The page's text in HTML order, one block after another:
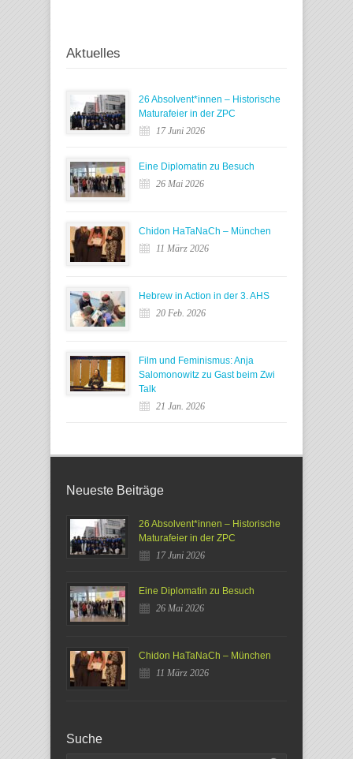
Aktuelles
26 Absolvent*innen – Historische
Maturafeier in der ZPC
17 Juni 2026
Eine Diplomatin zu Besuch
26 Mai 2026
Chidon HaTaNaCh – München
11 März 2026
Hebrew in Action in der 3. AHS
20 Feb. 2026
Film und Feminismus: Anja
Salomonowitz zu Gast beim Zwi
Talk
21 Jan. 2026
Neueste Beiträge
26 Absolvent*innen – Historische
Maturafeier in der ZPC
17 Juni 2026
Eine Diplomatin zu Besuch
26 Mai 2026
Chidon HaTaNaCh – München
11 März 2026
Suche